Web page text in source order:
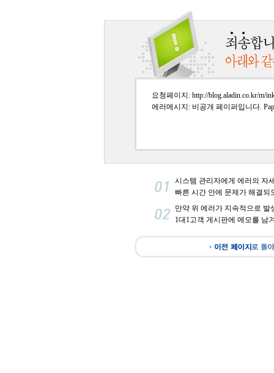
요청페이지: http://blog.aladin.co.kr/m/
에러메시지: 비공개 페이퍼입니다.
시스템 관리자에게 에러의 자
빠른 시간 안에 문제가 해결되
만약 위 에러가 지속적으로
1대1고객 게시판에 메모를 남